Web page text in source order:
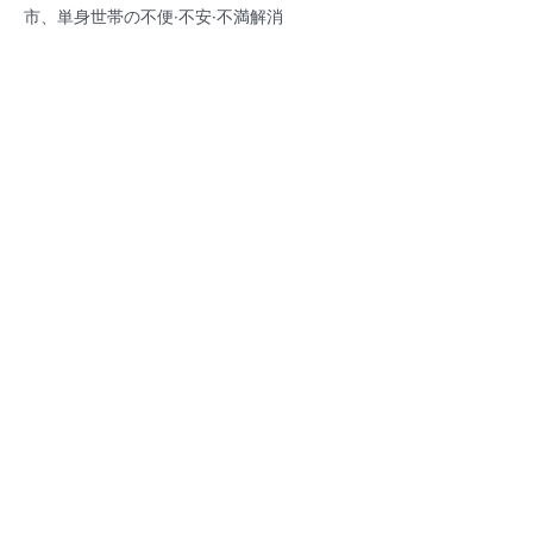
市、単身世帯の不便·不安·不満解消